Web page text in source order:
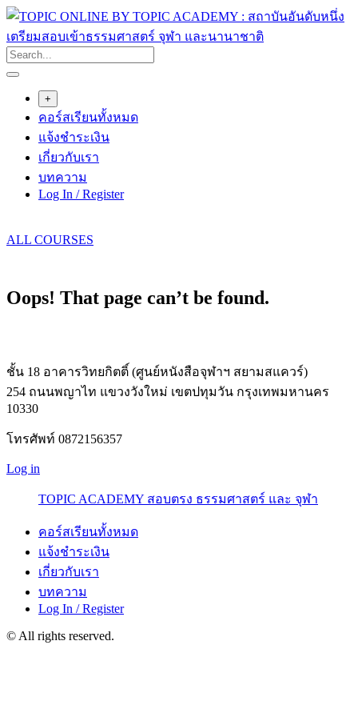
Skip
content
+
คอร์สเรียนทั้งหมด
แจ้งชำระเงิน
เกี่ยวกับเรา
บทความ
Log In / Register
ALL COURSES
Oops! That page can’t be found.
ชั้น 18 อาคารวิทยกิตติ์ (ศูนย์หนังสือจุฬาฯ สยามสแควร์)
254 ถนนพญาไท แขวงวังใหม่ เขตปทุมวัน กรุงเทพมหานคร
10330
โทรศัพท์ 0872156357
Log in
TOPIC ACADEMY สอบตรง ธรรมศาสตร์ และ จุฬา
คอร์สเรียนทั้งหมด
แจ้งชำระเงิน
เกี่ยวกับเรา
บทความ
Log In / Register
© All rights reserved.